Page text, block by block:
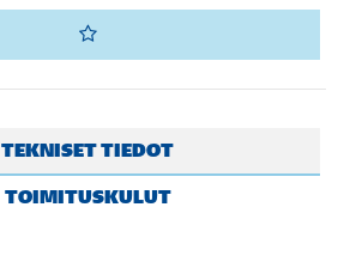
TEKNISET TIEDOT
TOIMITUSKULUT